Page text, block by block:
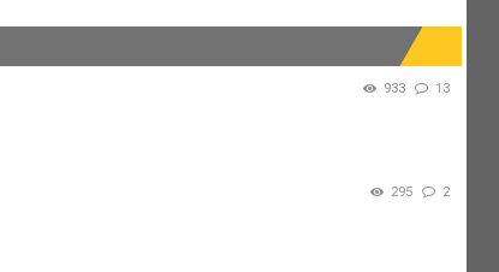
933 13
295 2